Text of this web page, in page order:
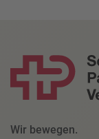
Wir bewegen.